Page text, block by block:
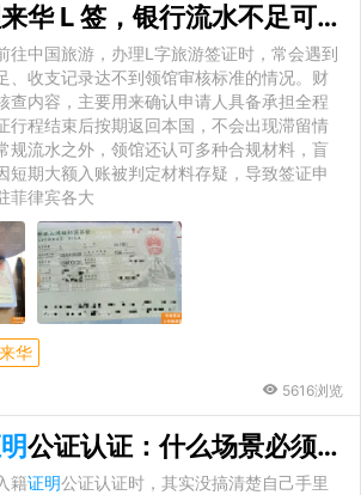
菲律宾人办理来华 L 签，银行流水不足可使用哪些财力
往中国旅游，办理L字旅游签证时，常会遇到
、收支记录达不到领馆审核标准的情况。财
查内容，主要用来确认申请人具备承担全程
行程结束后按期返回本国，不会出现滞留情
规流水之外，领馆还认可多种合规材料，盲
短期大额入账被判定材料存疑，导致签证申
菲律宾各大
来华
5616浏览
公证认证：什么场景必须办公证认证
籍证明公证认证时，其实没搞清楚自己手里